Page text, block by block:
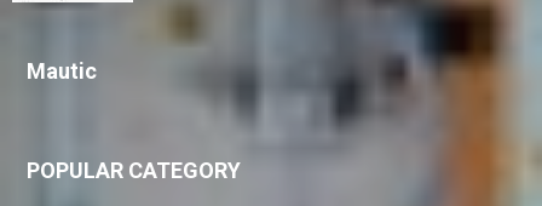
Mautic
POPULAR CATEGORY